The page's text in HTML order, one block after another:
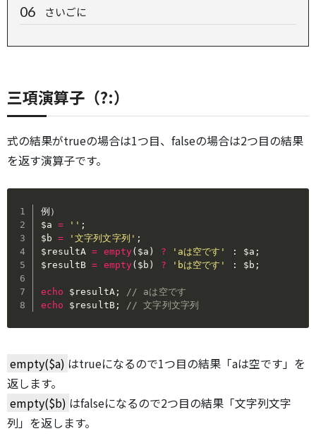
さいごに
三項演算子（?:）
式の結果がtrueの場合は1つ目、falseの場合は2つ目の結果
を返す演算子です。
$a = '' ;
$b = '文字列文字列' ;
$resultA
= empty( $a ) ? 'aは空です' : $a ;
$resultB = empty( $b ) ? 'bは空です' : $b ;
echo $resultA ;
// aは空です
echo
$resultB; // 文字列文字列
empty($a) はtrueになるので1つ目の結果「aは空です」を
返します。
empty($b) はfalseになるので2つ目の結果「文字列文字
列」を返します。